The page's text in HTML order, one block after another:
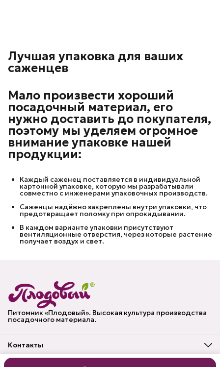
Лучшая упаковка для ваших
саженцев
Мало произвести хороший
посадочный материал, его
нужно доставить до покупателя,
поэтому мы уделяем огромное
внимание упаковке нашей
продукции:
Каждый саженец поставляется в индивидуальной
картонной упаковке, которую мы разрабатывали
совместно с инженерами упаковочных производств.
Саженцы надёжно закреплены внутри упаковки, что
предотвращает поломку при опрокидывании.
В каждом варианте упаковки присутствуют
вентиляционные отверстия, через которые растение
получает воздух и свет.
Питомник «Плодовый». Высокая культура производства
посадочного материала.
Контакты
Адрес